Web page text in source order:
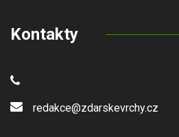
Kontakty
redakce@zdarskevrchy.cz